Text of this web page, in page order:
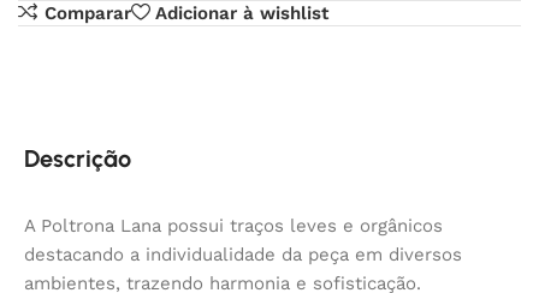
Comparar Adicionar à wishlist
Descrição
A Poltrona Lana possui traços leves e orgânicos
destacando a individualidade da peça em diversos
ambientes, trazendo harmonia e sofisticação.